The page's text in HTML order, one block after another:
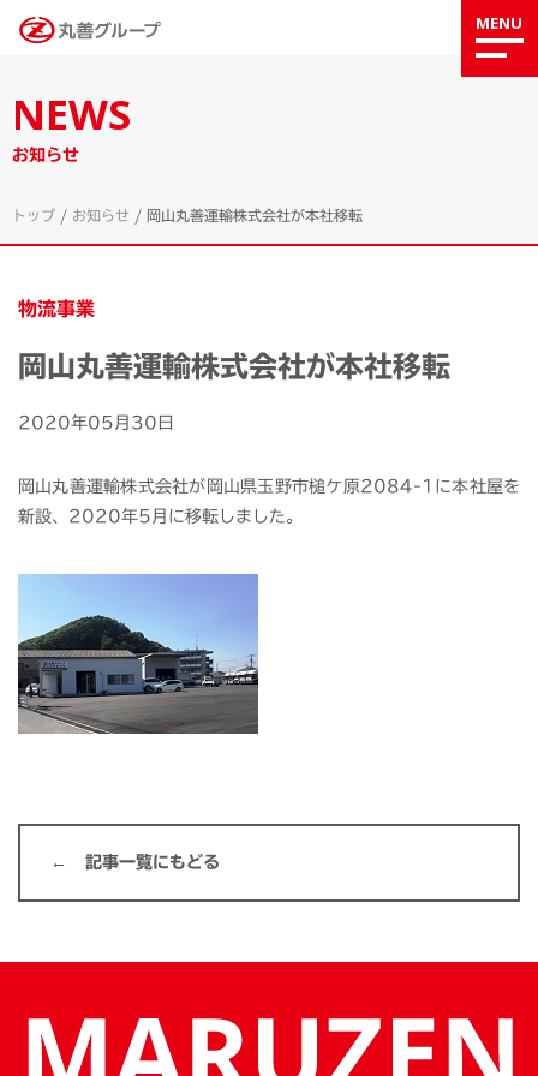
MENU
NEWS
お知らせ
トップ / お知らせ / 岡山丸善運輸株式会社が本社移転
物流事業
岡山丸善運輸株式会社が本社移転
2020年05月30日
岡山丸善運輸株式会社が岡山県玉野市槌ケ原2084-1に本社屋を
新設、2020年5月に移転しました。
記事一覧にもどる